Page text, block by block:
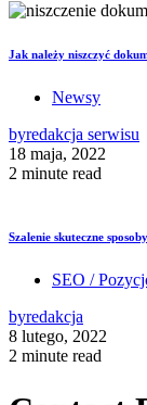
Jak należy niszczyć
Newsy
byredakcja serwisu
18 maja, 2022
2 minute read
Szalenie skuteczne
SEO /
byredakcja
8 lutego, 2022
2 minute read